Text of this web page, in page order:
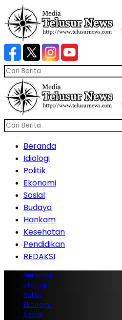
Beranda
Idiologi
Politik
Ekonomi
Sosial
Budaya
Hankam
Kesehatan
Pendidikan
REDAKSI
Beranda
Idiologi
Politik
Ekonomi
Sosial